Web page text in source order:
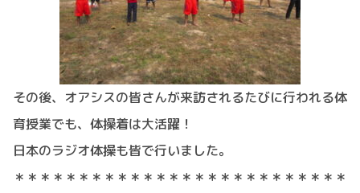
その後、オアシスの皆さんが来訪されるたびに行われる体
育授業でも、体操着は大活躍！
日本のラジオ体操も皆で行いました。
＊＊＊＊＊＊＊＊＊＊＊＊＊＊＊＊＊＊＊＊＊＊＊＊＊＊